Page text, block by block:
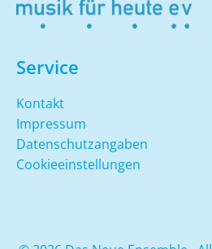
Service
Kontakt
Impressum
Datenschutzangaben
Cookieeinstellungen